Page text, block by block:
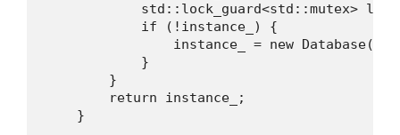
std::lock_guard<std::mutex>
            if (!instance_) {
                instance_ = new Database();
            }
        }
        return instance_;
    }